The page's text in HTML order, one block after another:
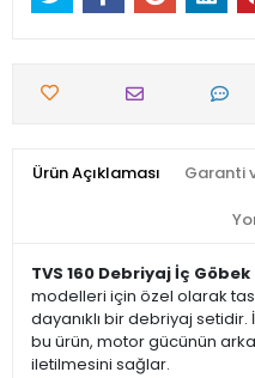
Ürün Açıklaması Garanti
TVS 160 Debriyaj İç
modelleri için özel olarak
dayanıklı bir debriyaj
bu ürün, motor gücünün
iletilmesini sağlar.